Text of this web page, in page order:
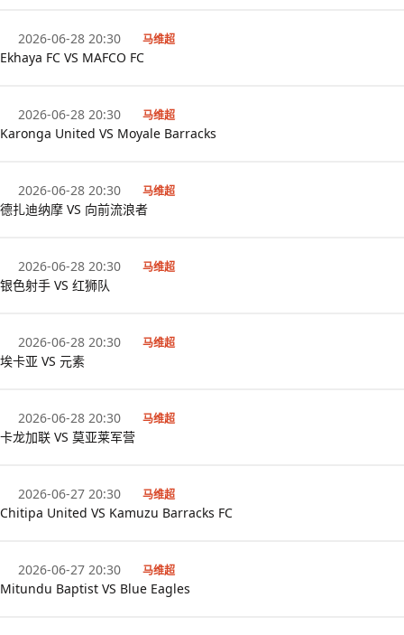
2026-06-28 20:30 马维超
Ekhaya FC VS MAFCO FC
2026-06-28 20:30 马维超
Karonga United VS Moyale Barracks
2026-06-28 20:30 马维超
德扎迪纳摩 VS 向前流浪者
2026-06-28 20:30 马维超
银色射手 VS 红狮队
2026-06-28 20:30 马维超
埃卡亚 VS 元素
2026-06-28 20:30 马维超
卡龙加联 VS 莫亚莱军营
2026-06-27 20:30 马维超
Chitipa United VS Kamuzu Barracks FC
2026-06-27 20:30 马维超
Mitundu Baptist VS Blue Eagles